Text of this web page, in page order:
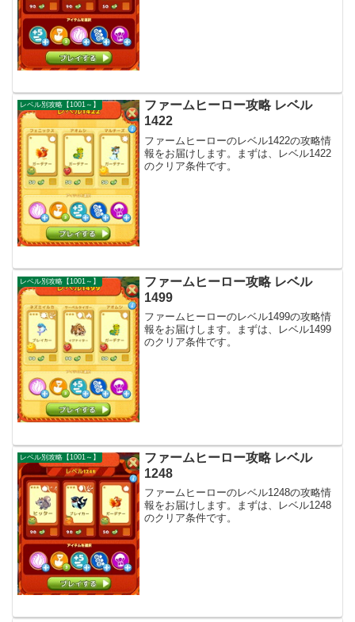
レベル別攻略【1001～】
ファームヒーロー攻略 レベル
1422
ファームヒーローのレベル1422の攻略情
報をお届けします。まずは、レベル1422
のクリア条件です。
レベル別攻略【1001～】
ファームヒーロー攻略 レベル
1499
ファームヒーローのレベル1499の攻略情
報をお届けします。まずは、レベル1499
のクリア条件です。
レベル別攻略【1001～】
ファームヒーロー攻略 レベル
1248
ファームヒーローのレベル1248の攻略情
報をお届けします。まずは、レベル1248
のクリア条件です。